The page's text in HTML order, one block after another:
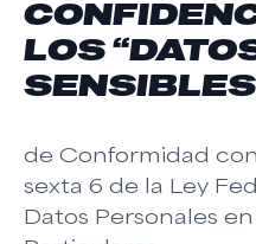
LOS
de Conformidad
sexta 6 de la Ley
Datos Personales